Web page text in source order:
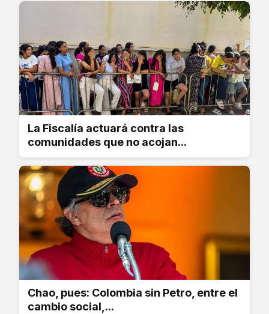
La Fiscalía actuará contra las
comunidades que no acojan...
Chao, pues: Colombia sin Petro, entre el
cambio social,...